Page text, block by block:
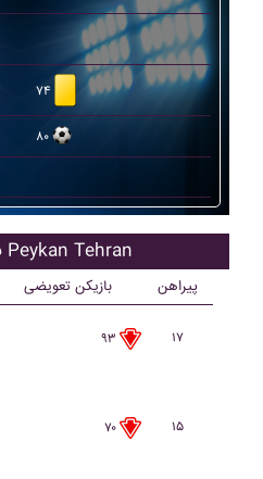
۷۴
۸۰
بازیکنان اصلی Peykan Tehran
بازیکن تعویضی پیراهن
۹۳
۱۷
۷۰
۱۵